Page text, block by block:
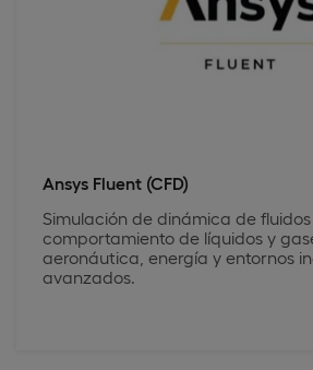
Ansys Fluent (CFD)
Simulación de dinámica de
comportamiento de líquidos y
aeronáutica, energía y entornos
avanzados.